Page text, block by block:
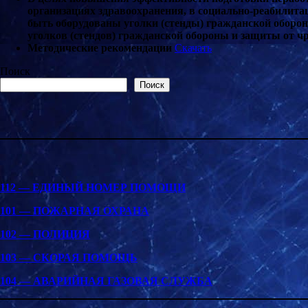
организациях здравоохранения, в социально-
быть оборудованы уголки (стенды) гражданской
уголков (стендов) гражданской обороны и защиты от
Методические рекомендации Скачать
Поиск
Поиск
112 — ЕДИНЫЙ НОМЕР ПОМОЩИ
101 — ПОЖАРНАЯ ОХРАНА
102 — ПОЛИЦИЯ
103 — СКОРАЯ ПОМОЩЬ
104 — АВАРИЙНАЯ ГАЗОВАЯ СЛУЖБА